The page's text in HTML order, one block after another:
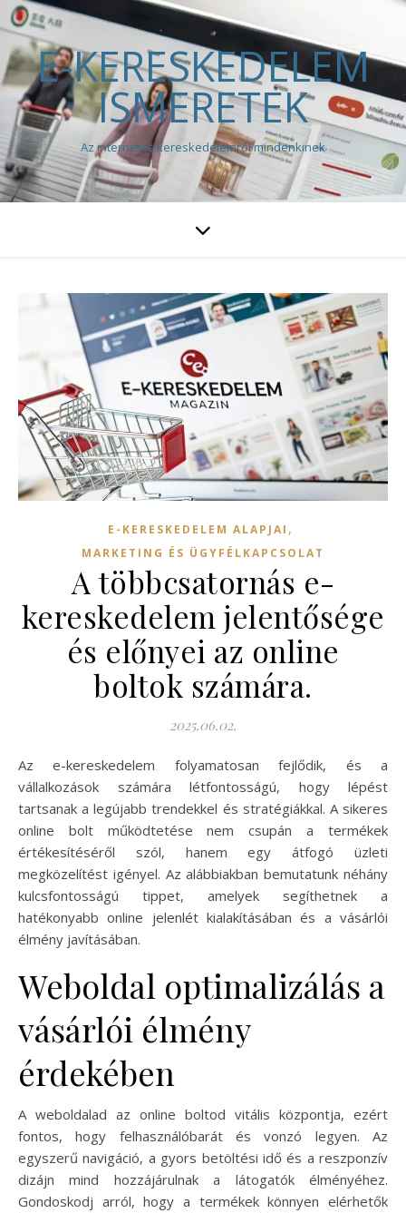
E-KERESKEDELEM
ISMERETEK
Az internetes kereskedelemről mindenkinek
E-KERESKEDELEM ALAPJAI ,
MARKETING ÉS ÜGYFÉLKAPCSOLAT
A többcsatornás e-
kereskedelem jelentősége
és előnyei az online
boltok számára.
2025.06.02.
Az e-kereskedelem folyamatosan fejlődik, és a
vállalkozások számára létfontosságú, hogy lépést
tartsanak a legújabb trendekkel és stratégiákkal. A sikeres
online bolt működtetése nem csupán a termékek
értékesítéséről szól, hanem egy átfogó üzleti
megközelítést igényel. Az alábbiakban bemutatunk néhány
kulcsfontosságú tippet, amelyek segíthetnek a
hatékonyabb online jelenlét kialakításában és a vásárlói
élmény javításában.
Weboldal optimalizálás a
vásárlói élmény
érdekében
A weboldalad az online boltod vitális központja, ezért
fontos, hogy felhasználóbarát és vonzó legyen. Az
egyszerű navigáció, a gyors betöltési idő és a reszponzív
dizájn mind hozzájárulnak a látogatók élményéhez.
Gondoskodj arról, hogy a termékek könnyen elérhetők